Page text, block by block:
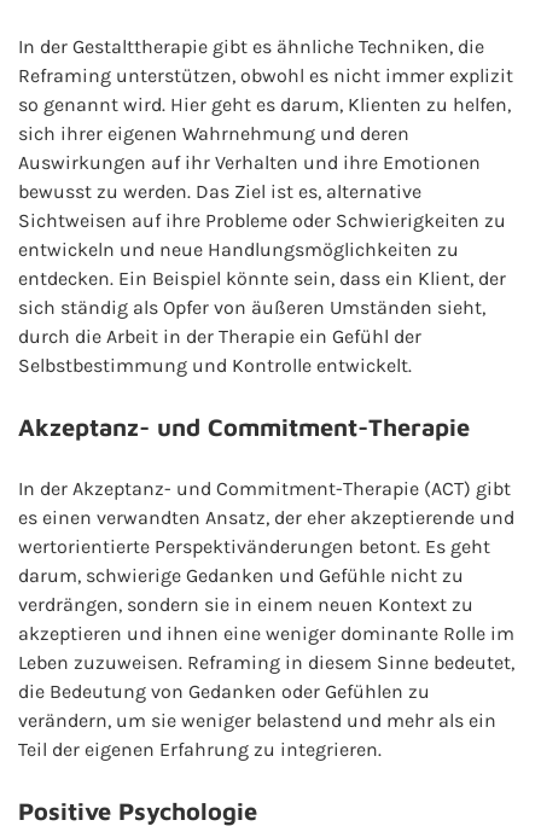
In der Gestalttherapie gibt es ähnliche Techniken, die
Reframing unterstützen, obwohl es nicht immer explizit
so genannt wird. Hier geht es darum, Klienten zu helfen,
sich ihrer eigenen Wahrnehmung und deren
Auswirkungen auf ihr Verhalten und ihre Emotionen
bewusst zu werden. Das Ziel ist es, alternative
Sichtweisen auf ihre Probleme oder Schwierigkeiten zu
entwickeln und neue Handlungsmöglichkeiten zu
entdecken. Ein Beispiel könnte sein, dass ein Klient, der
sich ständig als Opfer von äußeren Umständen sieht,
durch die Arbeit in der Therapie ein Gefühl der
Selbstbestimmung und Kontrolle entwickelt.
Akzeptanz- und Commitment-Therapie
In der Akzeptanz- und Commitment-Therapie (ACT) gibt
es einen verwandten Ansatz, der eher akzeptierende und
wertorientierte Perspektivänderungen betont. Es geht
darum, schwierige Gedanken und Gefühle nicht zu
verdrängen, sondern sie in einem neuen Kontext zu
akzeptieren und ihnen eine weniger dominante Rolle im
Leben zuzuweisen. Reframing in diesem Sinne bedeutet,
die Bedeutung von Gedanken oder Gefühlen zu
verändern, um sie weniger belastend und mehr als ein
Teil der eigenen Erfahrung zu integrieren.
Positive Psychologie